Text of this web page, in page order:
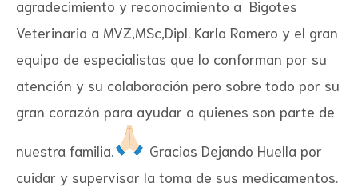
agradecimiento y reconocimiento a Bigotes
Veterinaria a MVZ,MSc,Dipl. Karla Romero y el gran
equipo de especialistas que lo conforman por su
atención y su colaboración pero sobre todo por su
gran corazón para ayudar a quienes son parte de
nuestra familia.
Gracias Dejando Huella por
cuidar y supervisar la toma de sus medicamentos.